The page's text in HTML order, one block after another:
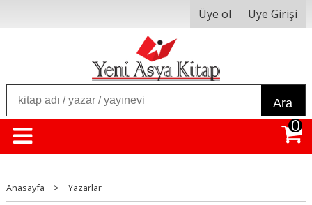
Üye ol Üye Girişi
Ara
0
Anasayfa > Yazarlar